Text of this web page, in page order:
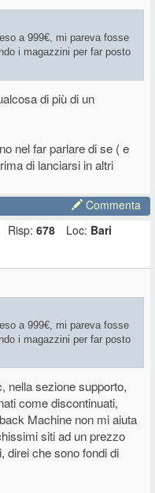
a 999€, mi pareva fosse
i magazzini per far posto
di più di un
nel far parlare di se ( e
di lanciarsi in altri
Commenta
Risp: 678 Loc: Bari
a 999€, mi pareva fosse
i magazzini per far posto
nella sezione supporto,
come discontinuati,
Machine non mi aiuta
siti ad un prezzo
direi che sono fondi di